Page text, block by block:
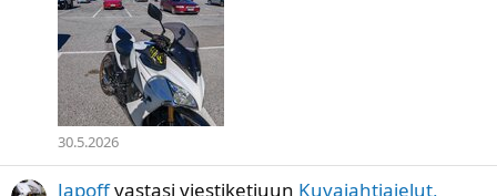
30.5.2026
Japoffvastasi viestiketjuun Kuvajahtiajelut,